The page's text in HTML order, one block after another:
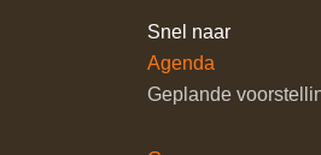
Snel naar
Agenda
Geplande